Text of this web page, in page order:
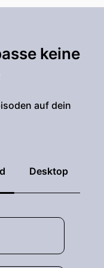
tief
Incel
von diesen
das glauben,
keine
auf dein
Desktop